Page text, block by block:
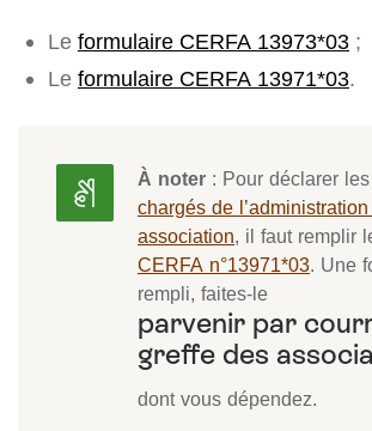
Le formulaire CERFA 13973*03 ;
Le formulaire CERFA 13971*03.
À noter : Pour déclarer les
chargés de
association, il faut remplir
CERFA n°13971*03. Une
rempli, faites-le
parvenir par
greffe des
dont vous dépendez.